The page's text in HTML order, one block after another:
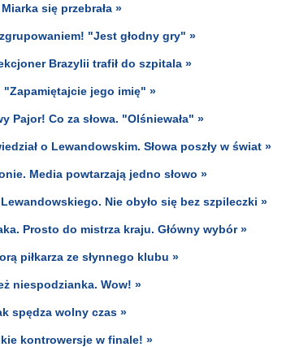
się przebrała »
"Jest głodny gry" »
Brazylii trafił do szpitala »
jego imię" »
Pajor! Co za słowa. "Olśniewała" »
o Lewandowskim. Słowa poszły w świat »
Media powtarzają jedno słowo »
Nie obyło się bez szpileczki »
Prosto do mistrza kraju. Główny wybór »
piłkarza ze słynnego klubu »
niespodzianka. Wow! »
spędza wolny czas »
kontrowersje w finale! »